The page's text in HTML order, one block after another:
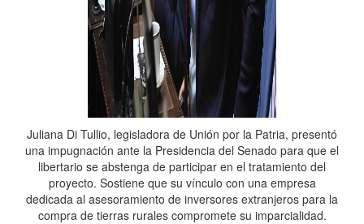
Juliana Di Tullio, legisladora de Unión por la Patria, presentó
una impugnación ante la Presidencia del Senado para que el
libertario se abstenga de participar en el tratamiento del
proyecto. Sostiene que su vínculo con una empresa
dedicada al asesoramiento de inversores extranjeros para la
compra de tierras rurales compromete su imparcialidad.